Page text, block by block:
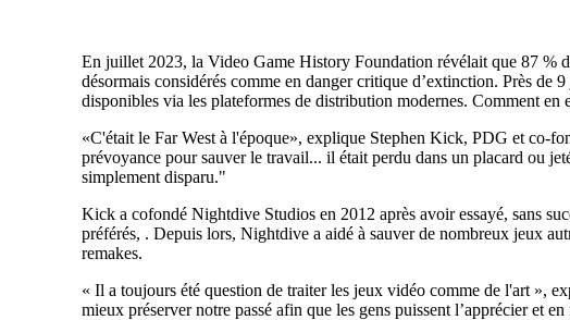
En juillet 2023, la Video Game History Foundation révélait que 87 %
désormais considérés comme en danger critique d’extinction. Près de
disponibles via les plateformes de distribution modernes. Comment en
«C'était le Far West à l'époque», explique Stephen Kick, PDG et co-
prévoyance pour sauver le travail... il était perdu dans un placard ou
simplement disparu."
Kick a cofondé Nightdive Studios en 2012 après avoir essayé, sans
préférés, . Depuis lors, Nightdive a aidé à sauver de nombreux jeux
remakes.
« Il a toujours été question de traiter les jeux vidéo comme de l'art »,
mieux préserver notre passé afin que les gens puissent l’apprécier et